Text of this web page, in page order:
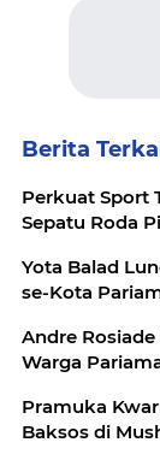
Berita
Perkuat Sport
Sepatu Roda
Yota Balad
se-Kota
Andre
Warga
Pramuka
Baksos di